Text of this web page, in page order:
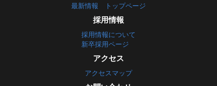
最新情報 トップページ
採用情報
採用情報について
新卒採用ページ
アクセス
アクセスマップ